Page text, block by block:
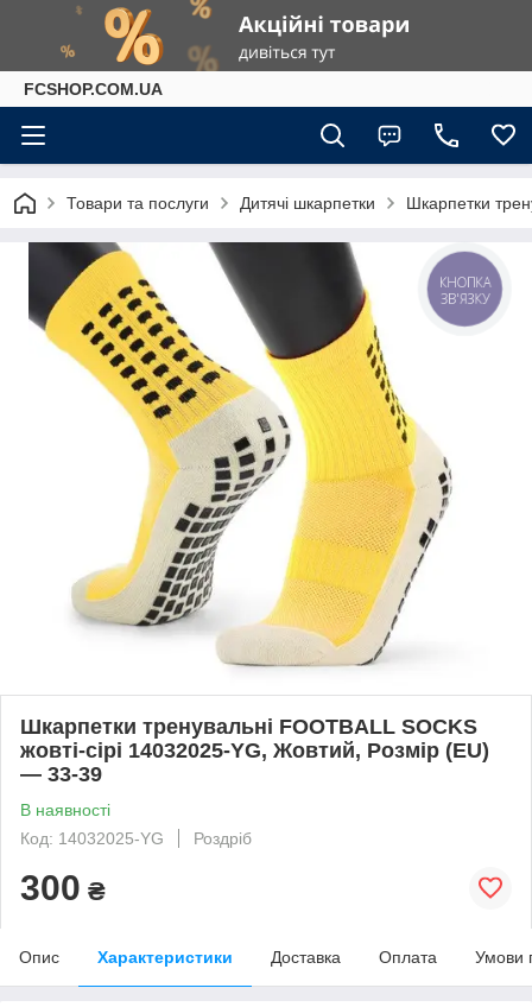
FCSHOP.COM.UA
Товари та послуги Дитячі шкарпетки Шкарпетки
Шкарпетки тренувальні FOOTBALL SOCKS
жовті-сірі 14032025-YG, Жовтий, Розмір (EU)
— 33-39
В наявності
Код: 14032025-YG
Роздріб
300 ₴
Опис Характеристики Доставка Оплата Умови
КНОПКА
ЗВ'ЯЗКУ